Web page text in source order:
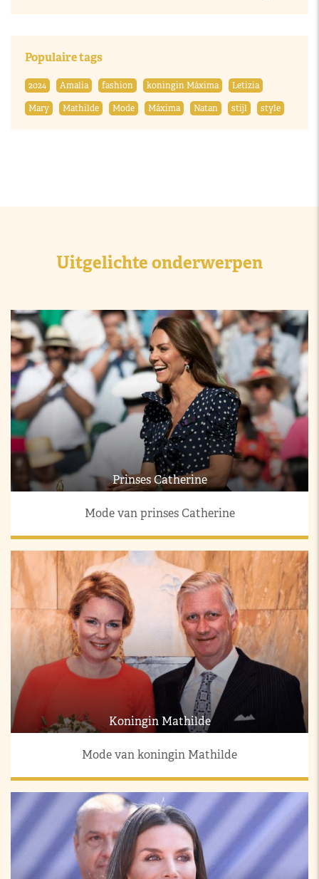
Populaire tags
2024 Amalia fashion koningin Máxima
Letizia
Mary
Mathilde Mode Máxima Natan stijl style
Uitgelichte onderwerpen
Prinses Catherine
Mode van prinses Catherine
Koningin Mathilde
Mode van koningin Mathilde